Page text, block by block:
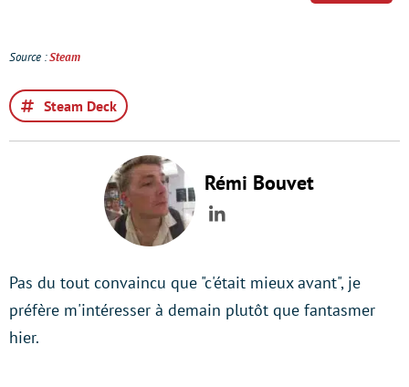
Source :Steam
Steam Deck
Rémi Bouvet
LinkedIn
Pas du tout convaincu que "c'était mieux avant", je
préfère m'intéresser à demain plutôt que fantasmer
hier.